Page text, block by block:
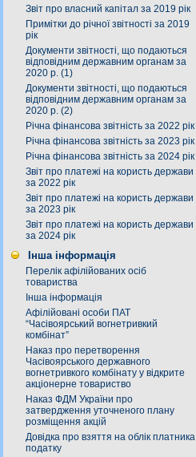
Звіт про власний капітал за 2019 рік
Примітки до річної звітності за 2019
рік
Документи звітності, що подаються
відповідним державним органам за
2020 р. (1)
Документи звітності, що подаються
відповідним державним органам за
2020 р. (2)
Річна фінансова звітність за 2022 рік
Річна фінансова звітність за 2023 рік
Річна фінансова звітність за 2024 рік
Звіт про платежі на користь держави
за 2022 рік
Звіт про платежі на користь держави
за 2023 рік
Звіт про платежі на користь держави
за 2024 рік
Інша інформація
Перелік афілійованих осіб
товариства
Інша інформація
Афілійовані особи ПАТ
“Часівоярський вогнетривкий
комбінат”
Наказ про перетворення
Часівоярського державного
вогнетривкого комбінату у відкрите
акціонерне товариство
Наказ ФДМ України про
затвердження уточненого плану
розміщення акцій
Довідка про взяття на облік платника
податку